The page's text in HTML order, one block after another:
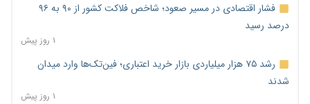
فشار اقتصادی در مسیر صعود؛ شاخص فلاکت کشور از ۹۰ به ۹۶
درصد رسید
۱ روز پیش
رشد ۷۵ هزار میلیاردی بازار خرید اعتباری؛ فین‌تک‌ها وارد میدان
شدند
۱ روز پیش